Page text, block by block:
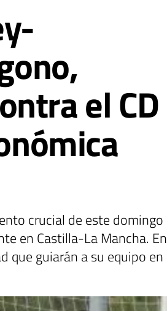
el CD
crucial de este domingo
en Castilla-La Mancha. En
que guiarán a su equipo en